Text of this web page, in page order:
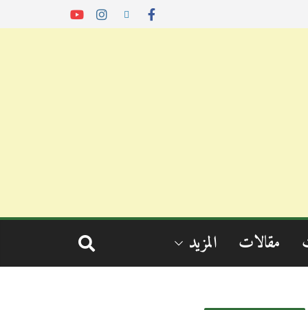
مقالات المزيد